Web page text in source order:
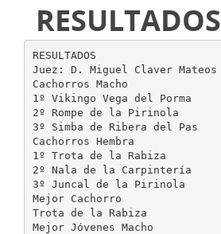
RESULTADOS
RESULTADOS
Juez: D. Miguel Claver Mateos
Cachorros Macho
1º Vikingo Vega del Porma
2º Rompe de la Pirinola
3º Simba de Ribera del Pas
Cachorros Hembra
1º Trota de la Rabiza
2º Nala de la Carpintería
3º Juncal de la Pirinola
Mejor Cachorro
Trota de la Rabiza
Mejor Jóvenes Macho